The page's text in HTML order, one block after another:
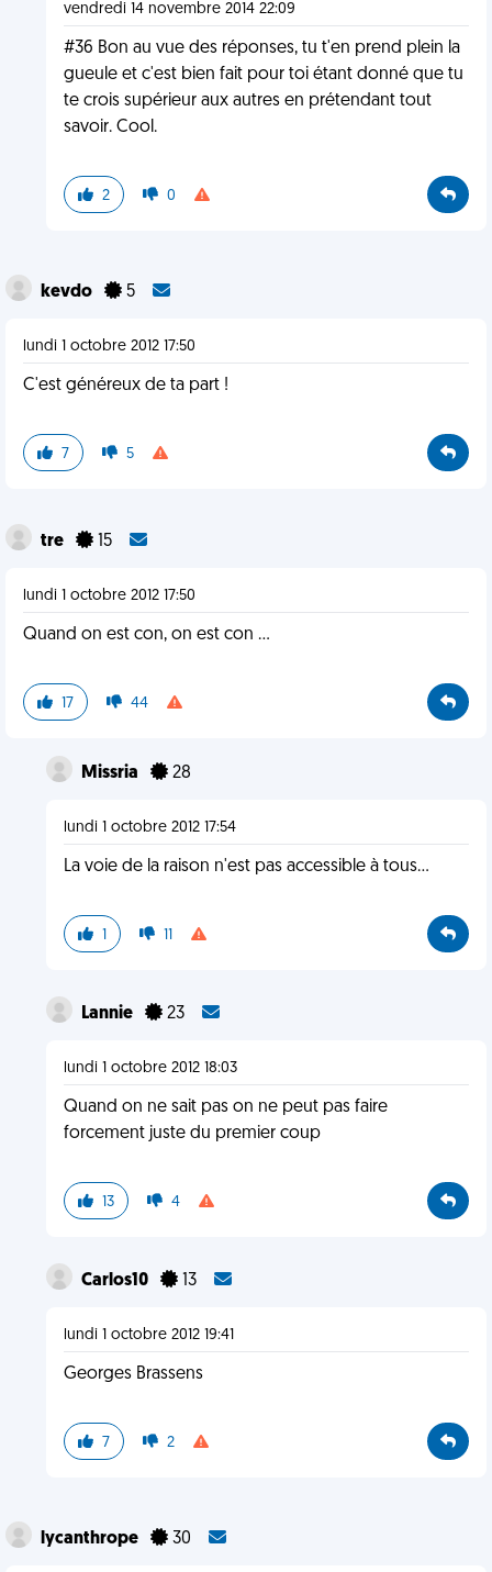
vendredi 14 novembre 2014 22:09
#36 Bon au vue des réponses‚ tu t'en prend plein la
gueule et c'est bien fait pour toi étant donné que tu
te crois supérieur aux autres en prétendant tout
savoir. Cool.
2 0
kevdo 5
lundi 1 octobre 2012 17:50
C'est généreux de ta part !
7 5
tre 15
lundi 1 octobre 2012 17:50
Quand on est con, on est con ...
17 44
Missria 28
lundi 1 octobre 2012 17:54
La voie de la raison n'est pas accessible à tous...
1 11
Lannie 23
lundi 1 octobre 2012 18:03
Quand on ne sait pas on ne peut pas faire
forcement juste du premier coup
13 4
Carlos10 13
lundi 1 octobre 2012 19:41
Georges Brassens
7 2
lycanthrope 30